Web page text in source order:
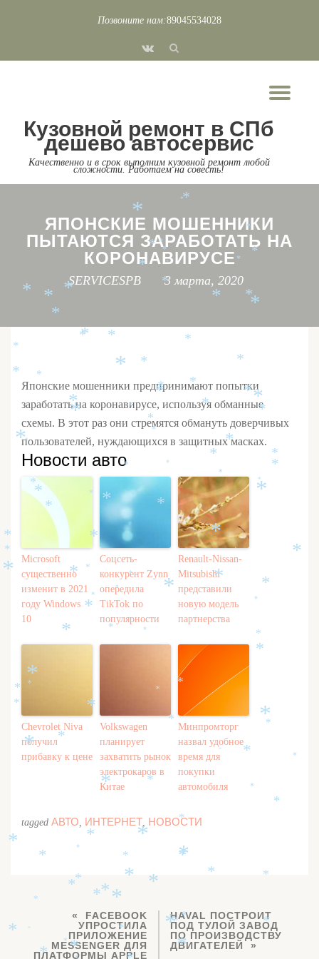
Позвоните нам:89045534028
fa-
Кузовной ремонт в СПб
дешево автосервис
Качественно и в срок выполним кузовной ремонт любой
сложности. Работаем на совесть!
ЯПОНСКИЕ МОШЕННИКИ
ПЫТАЮТСЯ ЗАРАБОТАТЬ НА
КОРОНАВИРУСЕ
SERVICESPB 3 марта, 2020
Японские мошенники предпринимают попытки
заработать на коронавирусе, используя обманные
схемы. В этот раз они стремятся обмануть доверчивых
пользователей, нуждающихся в защитных масках.
Новости авто
Microsoft
существенно
изменит в 2021
году Windows
10
Соцсеть-
конкурент Zynn
опередила
TikTok по
популярности
Renault-Nissan-
Mitsubishi
представили
новую модель
партнерства
Chevrolet Niva
получил
прибавку к цене
Volkswagen
планирует
захватить рынок
электрокаров в
Китае
Минпромторг
назвал удобное
время для
покупки
автомобиля
tagged АВТО, ИНТЕРНЕТ, НОВОСТИ
FACEBOOK
УПРОСТИЛА
ПРИЛОЖЕНИЕ
MESSENGER ДЛЯ
ПЛАТФОРМЫ APPLE
HAVAL ПОСТРОИТ
ПОД ТУЛОЙ ЗАВОД
ПО ПРОИЗВОДСТВУ
ДВИГАТЕЛЕЙ
*
*
*
*
*
*
*
*
*
*
*
*
*
*
*
*
*
*
*
*
*
*
*
*
*
*
*
*
*
*
*
*
*
*
*
*
*
*
*
*
*
*
*
*
*
*
*
*
*
*
*
*
*
*
*
*
*
*
*
*
*
*
*
*
*
*
*
*
*
*
*
*
*
*
*
*
*
*
*
*
*
*
*
*
*
*
*
*
*
*
*
*
*
*
*
*
*
*
*
*
*
*
*
*
*
*
*
*
*
*
*
*
*
*
*
*
*
*
*
*
*
*
*
*
*
*
*
*
*
*
*
*
*
*
*
*
*
*
*
*
*